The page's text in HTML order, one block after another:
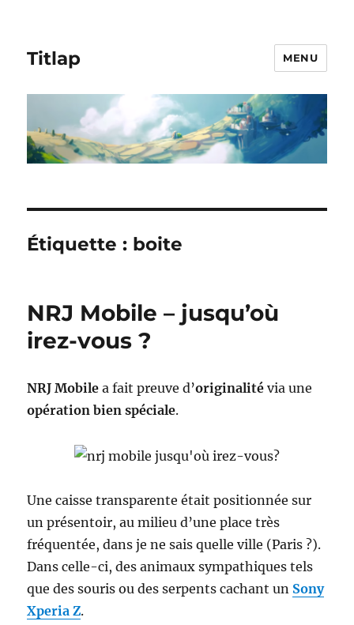
Titlap MENU
Étiquette : boite
NRJ Mobile – jusqu’où
irez-vous ?
NRJ Mobile a fait preuve d’originalité via une
opération bien spéciale.
Une caisse transparente était positionnée sur
un présentoir, au milieu d’une place très
fréquentée, dans je ne sais quelle ville (Paris ?).
Dans celle-ci, des animaux sympathiques tels
que des souris ou des serpents cachant un Sony
Xperia Z.